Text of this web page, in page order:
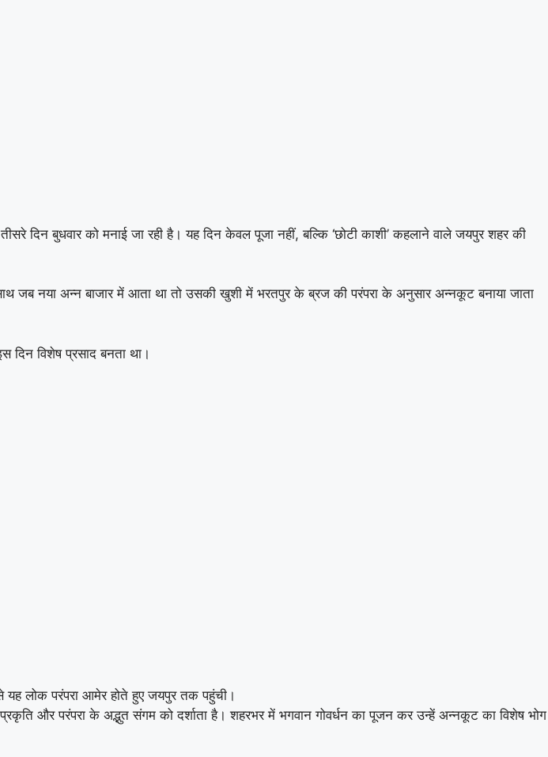
दिन बुधवार को मनाई जा रही है। यह दिन केवल पूजा नहीं, बल्कि ‘छोटी काशी’ कहलाने वाले जयपुर शहर की
जब नया अन्न बाजार में आता था तो उसकी खुशी में भरतपुर के ब्रज की परंपरा के अनुसार अन्नकूट बनाया जाता
दिन विशेष प्रसाद बनता था।
यह लोक परंपरा आमेर होते हुए जयपुर तक पहुंची।
और परंपरा के अद्भुत संगम को दर्शाता है। शहरभर में भगवान गोवर्धन का पूजन कर उन्हें अन्नकूट का विशेष भोग